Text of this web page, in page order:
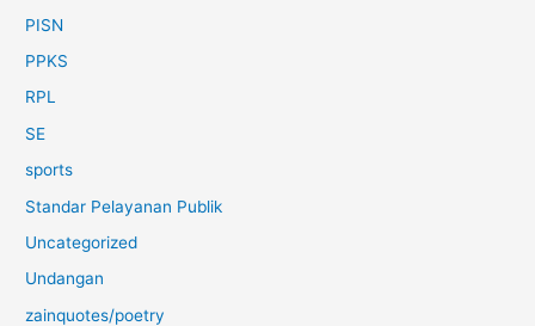
PISN
PPKS
RPL
SE
sports
Standar Pelayanan Publik
Uncategorized
Undangan
zainquotes/poetry